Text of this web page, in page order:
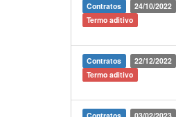
Contratos
24/10/2022
Termo aditivo
Contratos
22/12/2022
Termo aditivo